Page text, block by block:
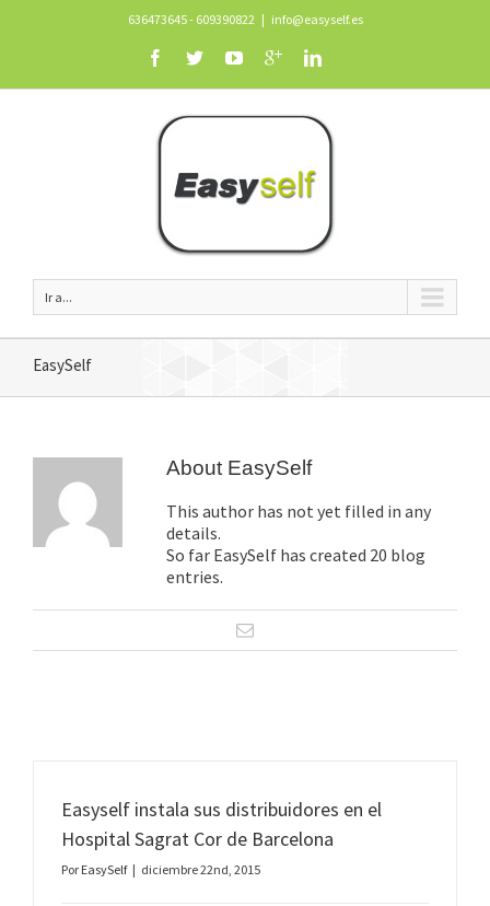
636473645 - 609390822 | info@easyself.es
Ir a...
EasySelf
About EasySelf
This author has not yet filled in any
details.
So far EasySelf has created 20 blog
entries.
Easyself instala sus distribuidores en el
Hospital Sagrat Cor de Barcelona
Por EasySelf | diciembre 22nd, 2015